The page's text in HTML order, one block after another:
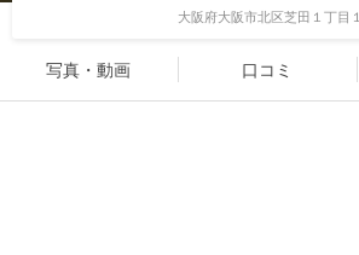
大阪府大阪市北区芝田１丁目１
写真・動画 口コミ